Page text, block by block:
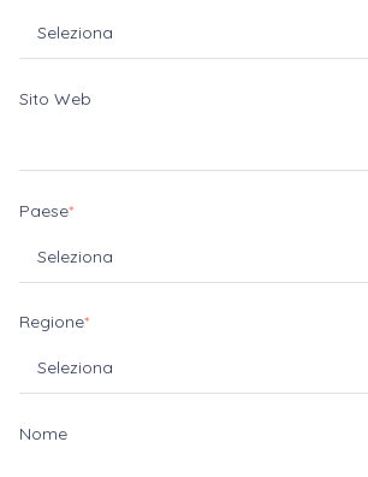
Sito Web
Paese*
Regione*
Nome